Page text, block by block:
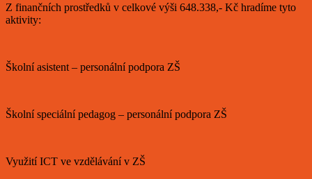
Z finančních prostředků v celkové výši 648.338,- Kč hradíme tyto
aktivity:
Školní asistent – personální podpora ZŠ
Školní speciální pedagog – personální podpora ZŠ
Využití ICT ve vzdělávání v ZŠ